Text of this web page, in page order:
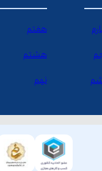
هفتم
هشتم
نهم